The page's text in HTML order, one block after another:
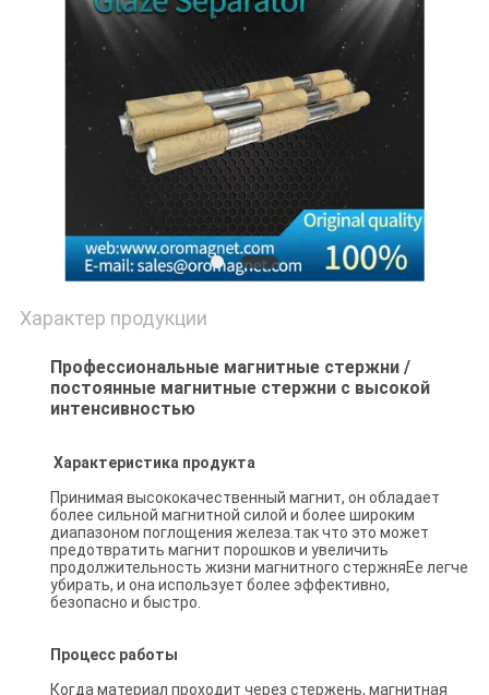
POLICY
Характер продукции
Профессиональные магнитные стержни /
постоянные магнитные стержни с высокой
интенсивностью
Характеристика продукта
Принимая высококачественный магнит, он обладает
более сильной магнитной силой и более широким
диапазоном поглощения железа.так что это может
предотвратить магнит порошков и увеличить
продолжительность жизни магнитного стержняЕе легче
убирать, и она использует более эффективно,
безопасно и быстро.
Процесс работы
Когда материал проходит через стержень, магнитная